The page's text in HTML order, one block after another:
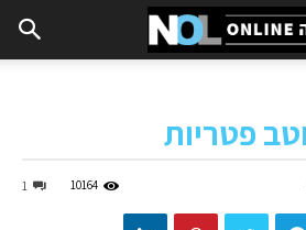
פטריות
1 10164